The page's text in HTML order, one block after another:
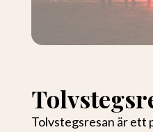
Tolvstegsresan är ett